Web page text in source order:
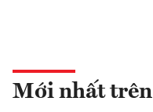
Mới nhất trên